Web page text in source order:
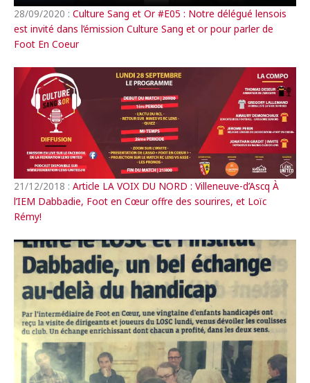
28/09/2020 : Culture Sang et Or #E05 : Notre délégué lensois
est invité dans l’émission Culture Sang et or pour parler de
Foot En Coeur
21/12/2018 : Article LA VOIX DU NORD : Villeneuve-d’Ascq À
l’IEM Dabbadie, Foot en Cœur offre des sourires, et Loïc
Rémy!